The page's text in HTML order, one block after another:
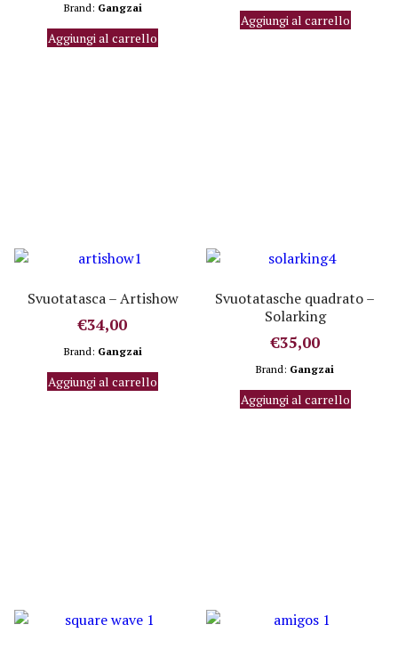
Brand: Gangzai
Aggiungi al carrello
era:
Aggiungi al carrello
Svuotatasca – Artishow
€34,00
Brand: Gangzai
Aggiungi al carrello
Svuotatasche quadrato –
Solarking
€35,00
Brand: Gangzai
Aggiungi al carrello